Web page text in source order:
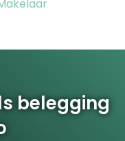
belegging